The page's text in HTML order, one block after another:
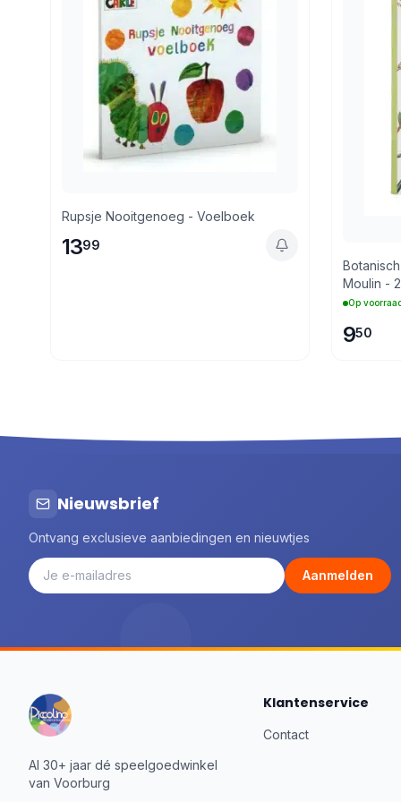
Rupsje Nooitgenoeg - Voelboek
1399
Botanisch
Moulin -
Op
950
Nieuwsbrief
Ontvang exclusieve aanbiedingen en nieuwtjes
Aanmelden
Al 30+ jaar dé speelgoedwinkel
van Voorburg
Klantenservice
Contact